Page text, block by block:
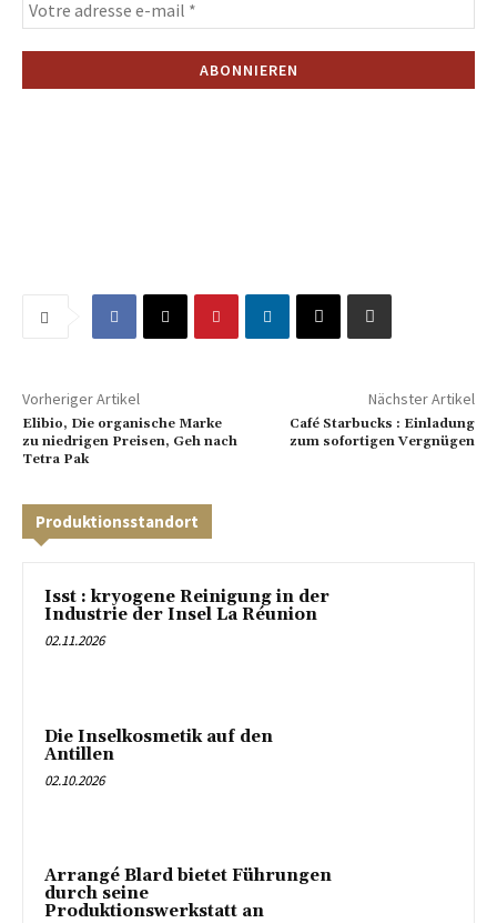
Vorheriger Artikel
Elibio, Die organische Marke
zu niedrigen Preisen, Geh nach
Tetra Pak
Nächster Artikel
Café Starbucks : Einladung
zum sofortigen Vergnügen
Produktionsstandort
Isst : kryogene Reinigung in der
Industrie der Insel La Réunion
02.11.2026
Die Inselkosmetik auf den
Antillen
02.10.2026
Arrangé Blard bietet Führungen
durch seine
Produktionswerkstatt an